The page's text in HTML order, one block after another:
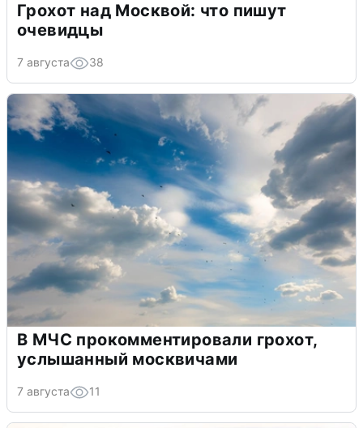
Грохот над Москвой: что пишут
очевидцы
7 августа 38
В МЧС прокомментировали грохот,
услышанный москвичами
7 августа 11